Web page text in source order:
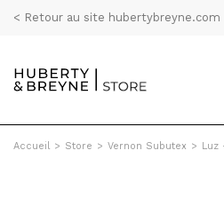
< Retour au site hubertybreyne.com
Accueil > Store > Vernon Subutex > Luz